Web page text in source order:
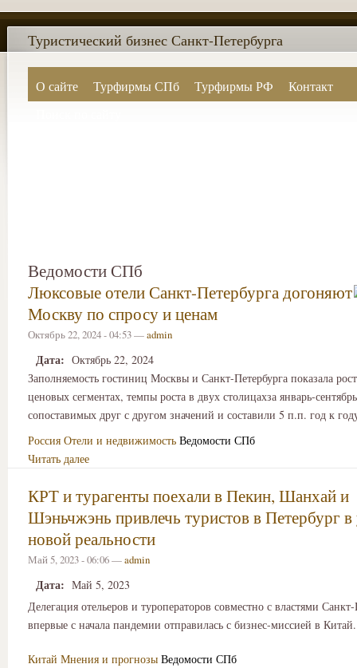
О сайте Турфирмы СПб Турфирмы РФ
Контакт
Туристический бизнес Санкт-Петербурга
Ведомости СПб
Люксовые отели Санкт-Петербурга догоняют
Москву по спросу и ценам
Октябрь 22, 2024 - 04:53 —admin
Дата: Октябрь 22, 2024
Заполняемость гостиниц Москвы и Санкт-Петербурга показала
ценовых сегментах, темпы роста в двух столицахза январь-
сопоставимых друг с другом значений и составили 5 п.п. год к
Россия Отели и недвижимость Ведомости СПб
Читать далее
КРТ и турагенты поехали в Пекин, Шанхай и
Шэньчжэнь привлечь туристов в Петербург в
новой реальности
Май 5, 2023 - 06:06 —admin
Дата: Май 5, 2023
Делегация отельеров и туроператоров совместно с властями Санкт-
впервые с начала пандемии отправилась с бизнес-миссией в
Китай Мнения и прогнозы Ведомости СПб